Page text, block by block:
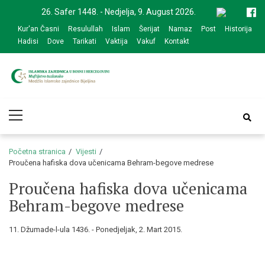
navigation
content
26. Safer 1448. - Nedjelja, 9. August 2026.
Kur'an Časni Resulullah Islam Šerijat Namaz Post
Historija
Hadisi
Dove Tarikati Vaktija Vakuf Kontakt
zajednice Bijeljina
Menu
Početna stranica
Vijesti
Proučena hafiska dova učenicama Behram-begove medrese
Proučena hafiska dova učenicama
Behram-begove medrese
11. Džumade-l-ula 1436. - Ponedjeljak, 2. Mart 2015.